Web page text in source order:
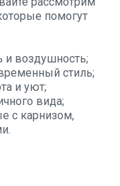
помогут
и воздушность;
стиль;
и уют;
вида;
с карнизом,